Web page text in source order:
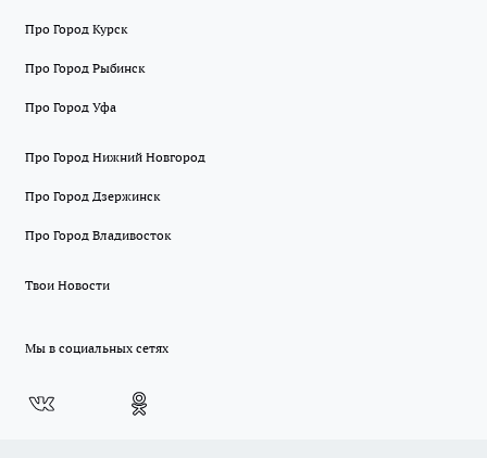
Про Город Курск
Про Город Рыбинск
Про Город Уфа
Про Город Нижний Новгород
Про Город Дзержинск
Про Город Владивосток
Твои Новости
Мы в социальных сетях